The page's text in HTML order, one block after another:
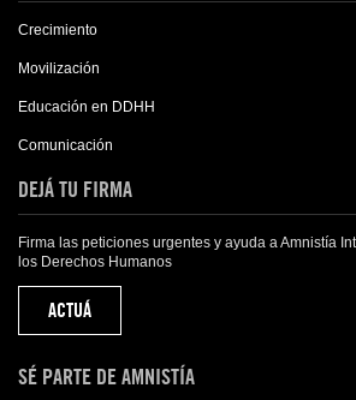
Crecimiento
Movilización
Educación en DDHH
Comunicación
DEJÁ TU FIRMA
Firma las peticiones urgentes y ayuda a Amnistía
los Derechos Humanos
ACTUÁ
SÉ PARTE DE AMNISTÍA